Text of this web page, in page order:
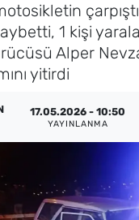
1 kişi
Alper
yitirdi
17.05.2026 - 10:50
YAYINLANMA